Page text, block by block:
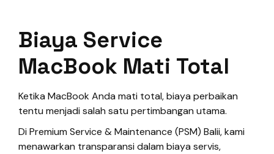
Biaya Service
MacBook Mati Total
Ketika MacBook Anda mati total, biaya perbaikan
tentu menjadi salah satu pertimbangan utama.
Di Premium Service & Maintenance (PSM) Balii, kami
menawarkan transparansi dalam biaya servis,